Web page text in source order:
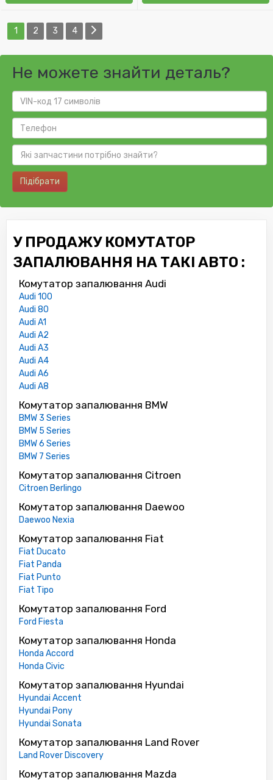
1 2 3 4
Не можете знайти деталь?
Підібрати
У ПРОДАЖУ КОМУТАТОР
ЗАПАЛЮВАННЯ НА ТАКІ АВТО :
Комутатор запалювання Audi
Audi 100
Audi 80
Audi A1
Audi A2
Audi A3
Audi A4
Audi A6
Audi A8
Комутатор запалювання BMW
BMW 3 Series
BMW 5 Series
BMW 6 Series
BMW 7 Series
Комутатор запалювання Citroen
Citroen Berlingo
Комутатор запалювання Daewoo
Daewoo Nexia
Комутатор запалювання Fiat
Fiat Ducato
Fiat Panda
Fiat Punto
Fiat Tipo
Комутатор запалювання Ford
Ford Fiesta
Комутатор запалювання Honda
Honda Accord
Honda Civic
Комутатор запалювання Hyundai
Hyundai Accent
Hyundai Pony
Hyundai Sonata
Комутатор запалювання Land Rover
Land Rover Discovery
Комутатор запалювання Mazda